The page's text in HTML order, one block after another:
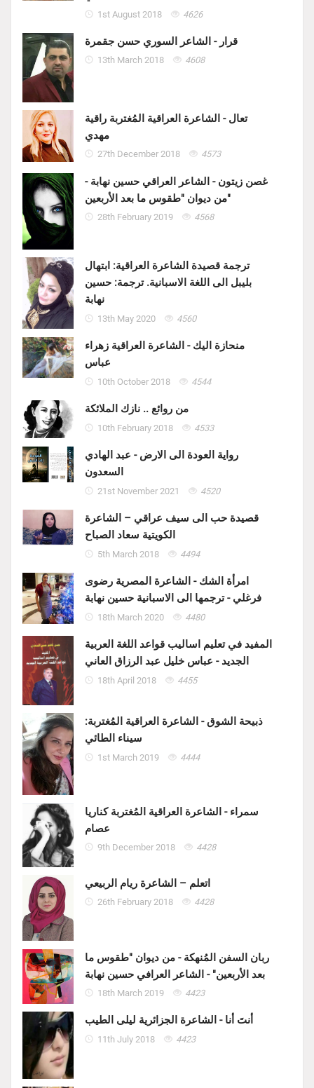
1st August 2018 4626
قرار - الشاعر السوري حسن جقمرة
13th March 2018 4608
تعال - الشاعرة العراقية المُغتربة راقية
مهدي
27th December 2018 4573
غصن زيتون - الشاعر العراقي حسين نهابة -
من ديوان "طقوس ما بعد الأربعين"
28th February 2019 4568
ترجمة قصيدة الشاعرة العراقية: ابتهال
بليبل الى اللغة الاسبانية. ترجمة: حسين
نهابة
13th May 2020 4560
منحازة اليك - الشاعرة العراقية زهراء
عباس
10th October 2018 4544
من روائع .. نازك الملائكة
10th February 2018 4533
رواية العودة الى الارض - عبد الهادي
السعدون
21st November 2021 4520
قصيدة حب الى سيف عراقي – الشاعرة
الكويتية سعاد الصباح
5th March 2018 4494
امرأة الشك - الشاعرة المصرية رضوى
فرغلي - ترجمها الى الاسبانية حسين نهابة
18th March 2020 4480
المفيد في تعليم اساليب قواعد اللغة العربية
الجديد - عباس خليل عبد الرزاق العاني
18th April 2018 4455
ذبيحة الشوق - الشاعرة العراقية المُغتربة:
سيناء الطائي
1st March 2019 4444
سمراء - الشاعرة العراقية المُغتربة كناريا
عصام
9th December 2018 4428
اتعلم – الشاعرة ريام الربيعي
26th February 2018 4428
ربان السفن المُنهكة - من ديوان "طقوس ما
بعد الأربعين" - الشاعر العرافي حسين نهابة
18th March 2019 4423
أنتَ أنا - الشاعرة الجزائرية ليلى الطيب
11th July 2018 4423